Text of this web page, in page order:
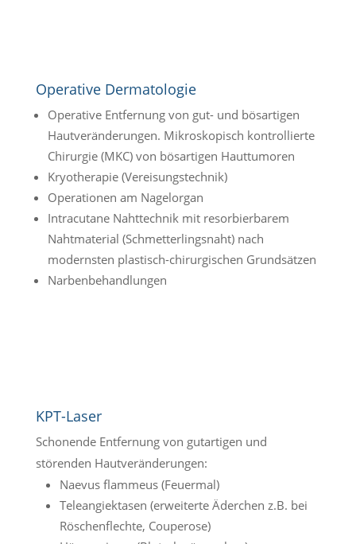
Operative Dermatologie
Operative Entfernung von gut- und bösartigen
Hautveränderungen. Mikroskopisch kontrollierte
Chirurgie (MKC) von bösartigen Hauttumoren
Kryotherapie (Vereisungstechnik)
Operationen am Nagelorgan
Intracutane Nahttechnik mit resorbierbarem
Nahtmaterial (Schmetterlingsnaht) nach
modernsten plastisch-chirurgischen Grundsätzen
Narbenbehandlungen
KPT-Laser
Schonende Entfernung von gutartigen und
störenden Hautveränderungen:
Naevus flammeus (Feuermal)
Teleangiektasen (erweiterte Äderchen z.B. bei
Röschenflechte, Couperose)